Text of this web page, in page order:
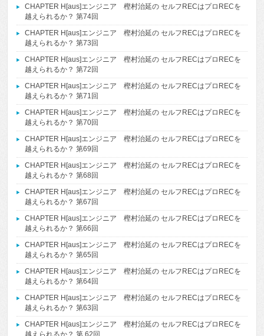
CHAPTER H[aus]エンジニア 樫村治延の セルフRECはプロRECを
越えられるか？ 第74回
CHAPTER H[aus]エンジニア 樫村治延の セルフRECはプロRECを
越えられるか？ 第73回
CHAPTER H[aus]エンジニア 樫村治延の セルフRECはプロRECを
越えられるか？ 第72回
CHAPTER H[aus]エンジニア 樫村治延の セルフRECはプロRECを
越えられるか？ 第71回
CHAPTER H[aus]エンジニア 樫村治延の セルフRECはプロRECを
越えられるか？ 第70回
CHAPTER H[aus]エンジニア 樫村治延の セルフRECはプロRECを
越えられるか？ 第69回
CHAPTER H[aus]エンジニア 樫村治延の セルフRECはプロRECを
越えられるか？ 第68回
CHAPTER H[aus]エンジニア 樫村治延の セルフRECはプロRECを
越えられるか？ 第67回
CHAPTER H[aus]エンジニア 樫村治延の セルフRECはプロRECを
越えられるか？ 第66回
CHAPTER H[aus]エンジニア 樫村治延の セルフRECはプロRECを
越えられるか？ 第65回
CHAPTER H[aus]エンジニア 樫村治延の セルフRECはプロRECを
越えられるか？ 第64回
CHAPTER H[aus]エンジニア 樫村治延の セルフRECはプロRECを
越えられるか？ 第63回
CHAPTER H[aus]エンジニア 樫村治延の セルフRECはプロRECを